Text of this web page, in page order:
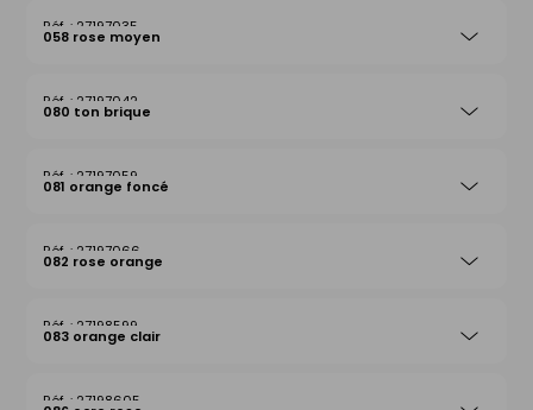
27197035
058 rose moyen
27197042
080 ton brique
27197059
081 orange foncé
27197066
082 rose orange
27198599
083 orange clair
27198605